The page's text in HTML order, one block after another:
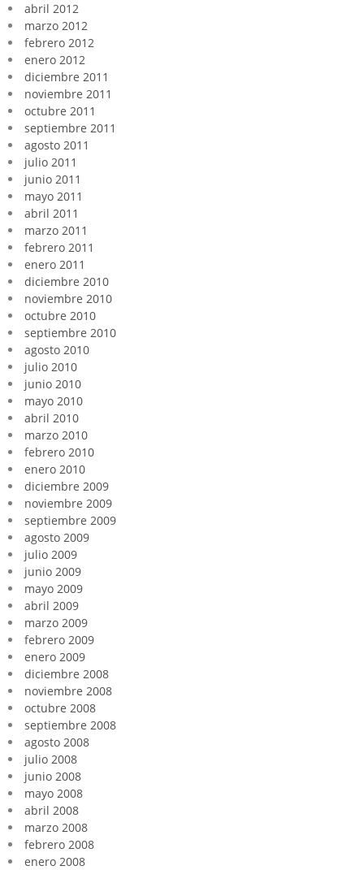
abril 2012
marzo 2012
febrero 2012
enero 2012
diciembre 2011
noviembre 2011
octubre 2011
septiembre 2011
agosto 2011
julio 2011
junio 2011
mayo 2011
abril 2011
marzo 2011
febrero 2011
enero 2011
diciembre 2010
noviembre 2010
octubre 2010
septiembre 2010
agosto 2010
julio 2010
junio 2010
mayo 2010
abril 2010
marzo 2010
febrero 2010
enero 2010
diciembre 2009
noviembre 2009
septiembre 2009
agosto 2009
julio 2009
junio 2009
mayo 2009
abril 2009
marzo 2009
febrero 2009
enero 2009
diciembre 2008
noviembre 2008
octubre 2008
septiembre 2008
agosto 2008
julio 2008
junio 2008
mayo 2008
abril 2008
marzo 2008
febrero 2008
enero 2008